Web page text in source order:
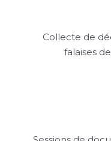
Collecte de
falaises